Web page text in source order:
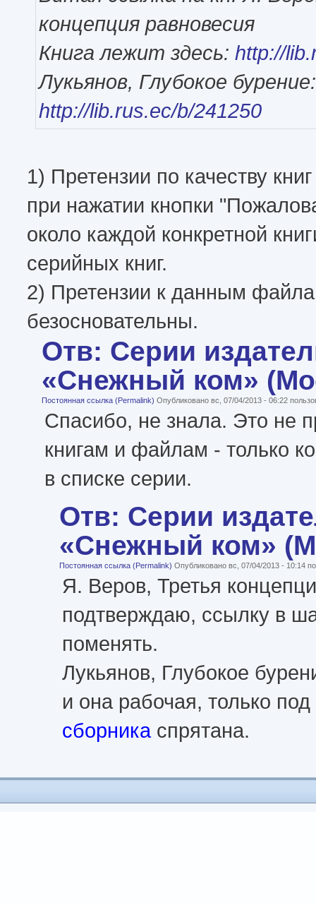
концепция равновесия
Книга лежит здесь: http://
Лукьянов, Глубокое бурение:
http://lib.rus.ec/b/241250
1) Претензии по качеству
при нажатии кнопки
около каждой конкретной
серийных книг.
2) Претензии к данным
безосновательны.
Отв: Серии
«Снежный ком»
Постоянная ссылка (Permalink) Опубликовано вс, 07/04/2013 - 06:22
Спасибо, не знала. Это не
книгам и файлам - только
в списке серии.
Отв: Серии
«Снежный ком»
Постоянная ссылка (Permalink) Опубликовано вс, 07/04/2013 - 10:14
Я. Веров, Третья
подтверждаю, ссылку в
поменять.
Лукьянов, Глубокое
и она рабочая, только
сборникаспрятана.